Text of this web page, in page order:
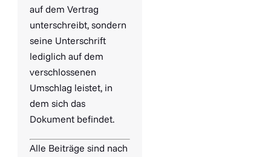
auf dem Vertrag
unterschreibt, sondern
seine Unterschrift
lediglich auf dem
verschlossenen
Umschlag leistet, in
dem sich das
Dokument befindet.
Alle Beiträge sind nach